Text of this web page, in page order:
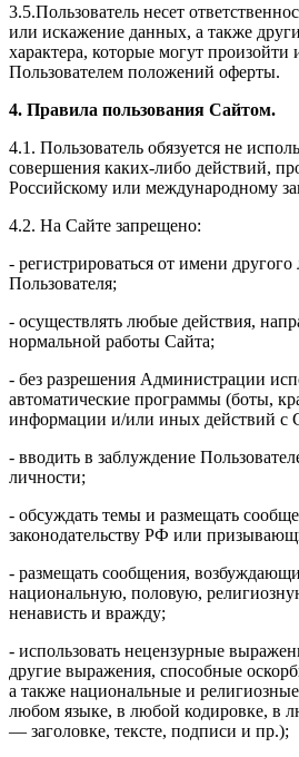
3.5.Пользователь несет
или искажение данных, а также
характера, которые могут произойти
Пользователем положений оферты.
4. Правила пользования Сайтом.
4.1. Пользователь обязуется не
совершения каких-либо действий,
Российскому или международному
4.2. На Сайте запрещено:
- регистрироваться от имени другого
Пользователя;
- осуществлять любые действия,
нормальной работы Сайта;
- без разрешения Администрации
автоматические программы (боты,
информации и/или иных действий с
- вводить в заблуждение
личности;
- обсуждать темы и размещать
законодательству РФ или
- размещать сообщения,
национальную, половую,
ненависть и вражду;
- использовать нецензурные
другие выражения, способные
а также национальные и
любом языке, в любой кодировке, в
— заголовке, тексте, подписи и пр.);